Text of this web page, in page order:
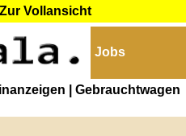
Zur Vollansicht
Jobs
| Gebrauchtwagen